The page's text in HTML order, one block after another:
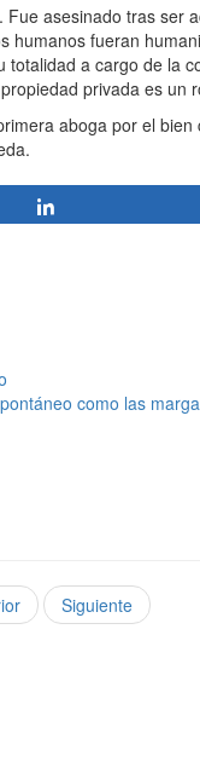
asesinado tras ser
fueran
a cargo de la
privada es un
aboga por el
como las
Siguiente